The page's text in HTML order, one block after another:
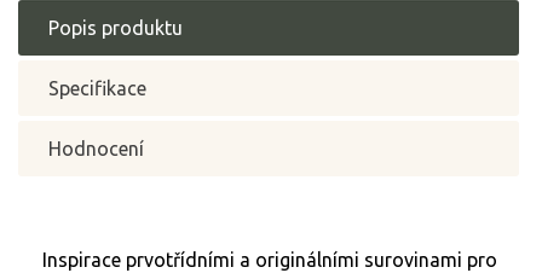
Popis produktu
Specifikace
Hodnocení
Inspirace prvotřídními a originálními surovinami pro